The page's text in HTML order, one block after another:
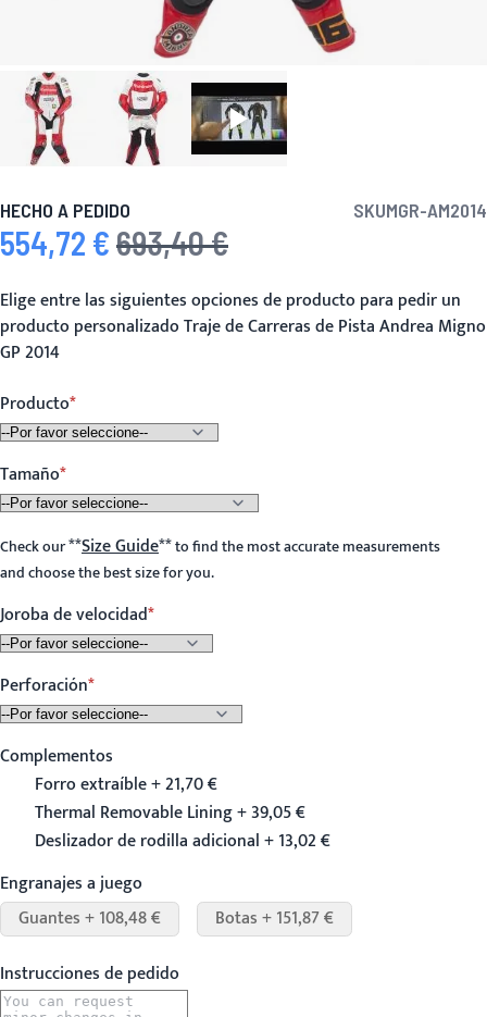
HECHO A PEDIDO SKUMGR-AM2014
Precio especial
554,72 € Precio habitual
693,40 €
Elige entre las siguientes opciones de producto para pedir un
producto personalizado Traje de Carreras de Pista Andrea Migno
GP 2014
Producto
Tamaño
Check our**Size Guide**to find the most accurate measurements
and choose the best size for you.
Joroba de velocidad
Perforación
Complementos
Forro extraíble + 21,70 €
Thermal Removable Lining + 39,05 €
Deslizador de rodilla adicional + 13,02 €
Engranajes a juego
Guantes + 108,48 €
Botas + 151,87 €
Instrucciones de pedido